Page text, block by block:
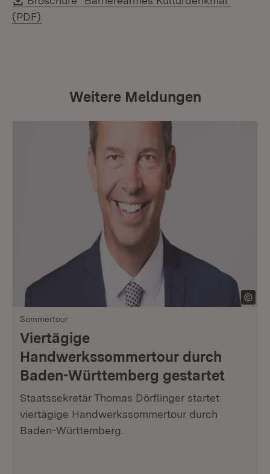
(PDF)
Weitere Meldungen
Sommertour
Viertägige
Handwerkssommertour durch
Baden-Württemberg gestartet
Staatssekretär Thomas Dörflinger startet
viertägige Handwerkssommertour durch
Baden-Württemberg.